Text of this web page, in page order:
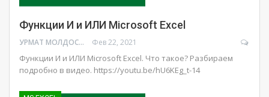
Функции И и ИЛИ Microsoft Excel
УРМАТ МОЛДОСАНОВ Фев 22, 2021
Функции И и ИЛИ Microsoft Excel. Что такое? Разбираем
подробно в видео. https://youtu.be/hU6KEg_t-14